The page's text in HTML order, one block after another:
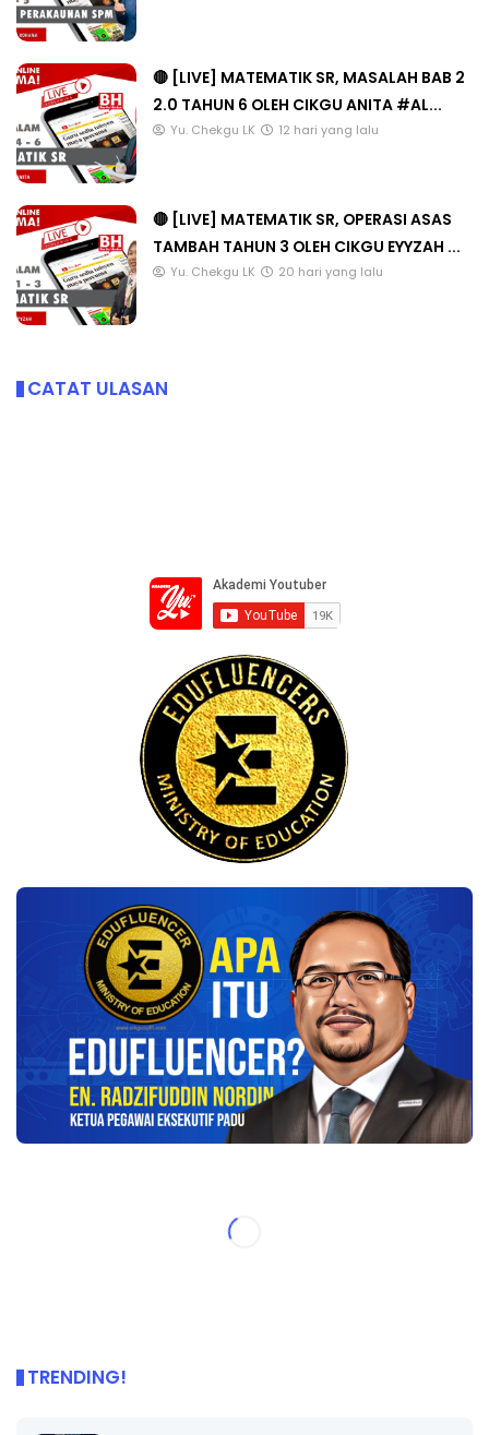
🔴 [LIVE] MATEMATIK SR, MASALAH BAB 2
2.0 TAHUN 6 OLEH CIKGU ANITA #AL...
Yu. Chekgu LK 12 hari yang lalu
🔴 [LIVE] MATEMATIK SR, OPERASI ASAS
TAMBAH TAHUN 3 OLEH CIKGU EYYZAH ...
Yu. Chekgu LK 20 hari yang lalu
CATAT ULASAN
TRENDING!